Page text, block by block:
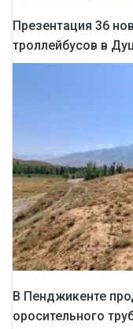
Презентация 36
троллейбусов в
В Пенджикенте
оросительного